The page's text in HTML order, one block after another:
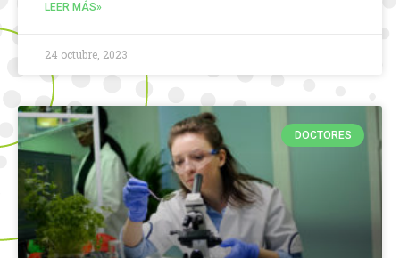
LEER MÁS»
24 octubre, 2023
DOCTORES